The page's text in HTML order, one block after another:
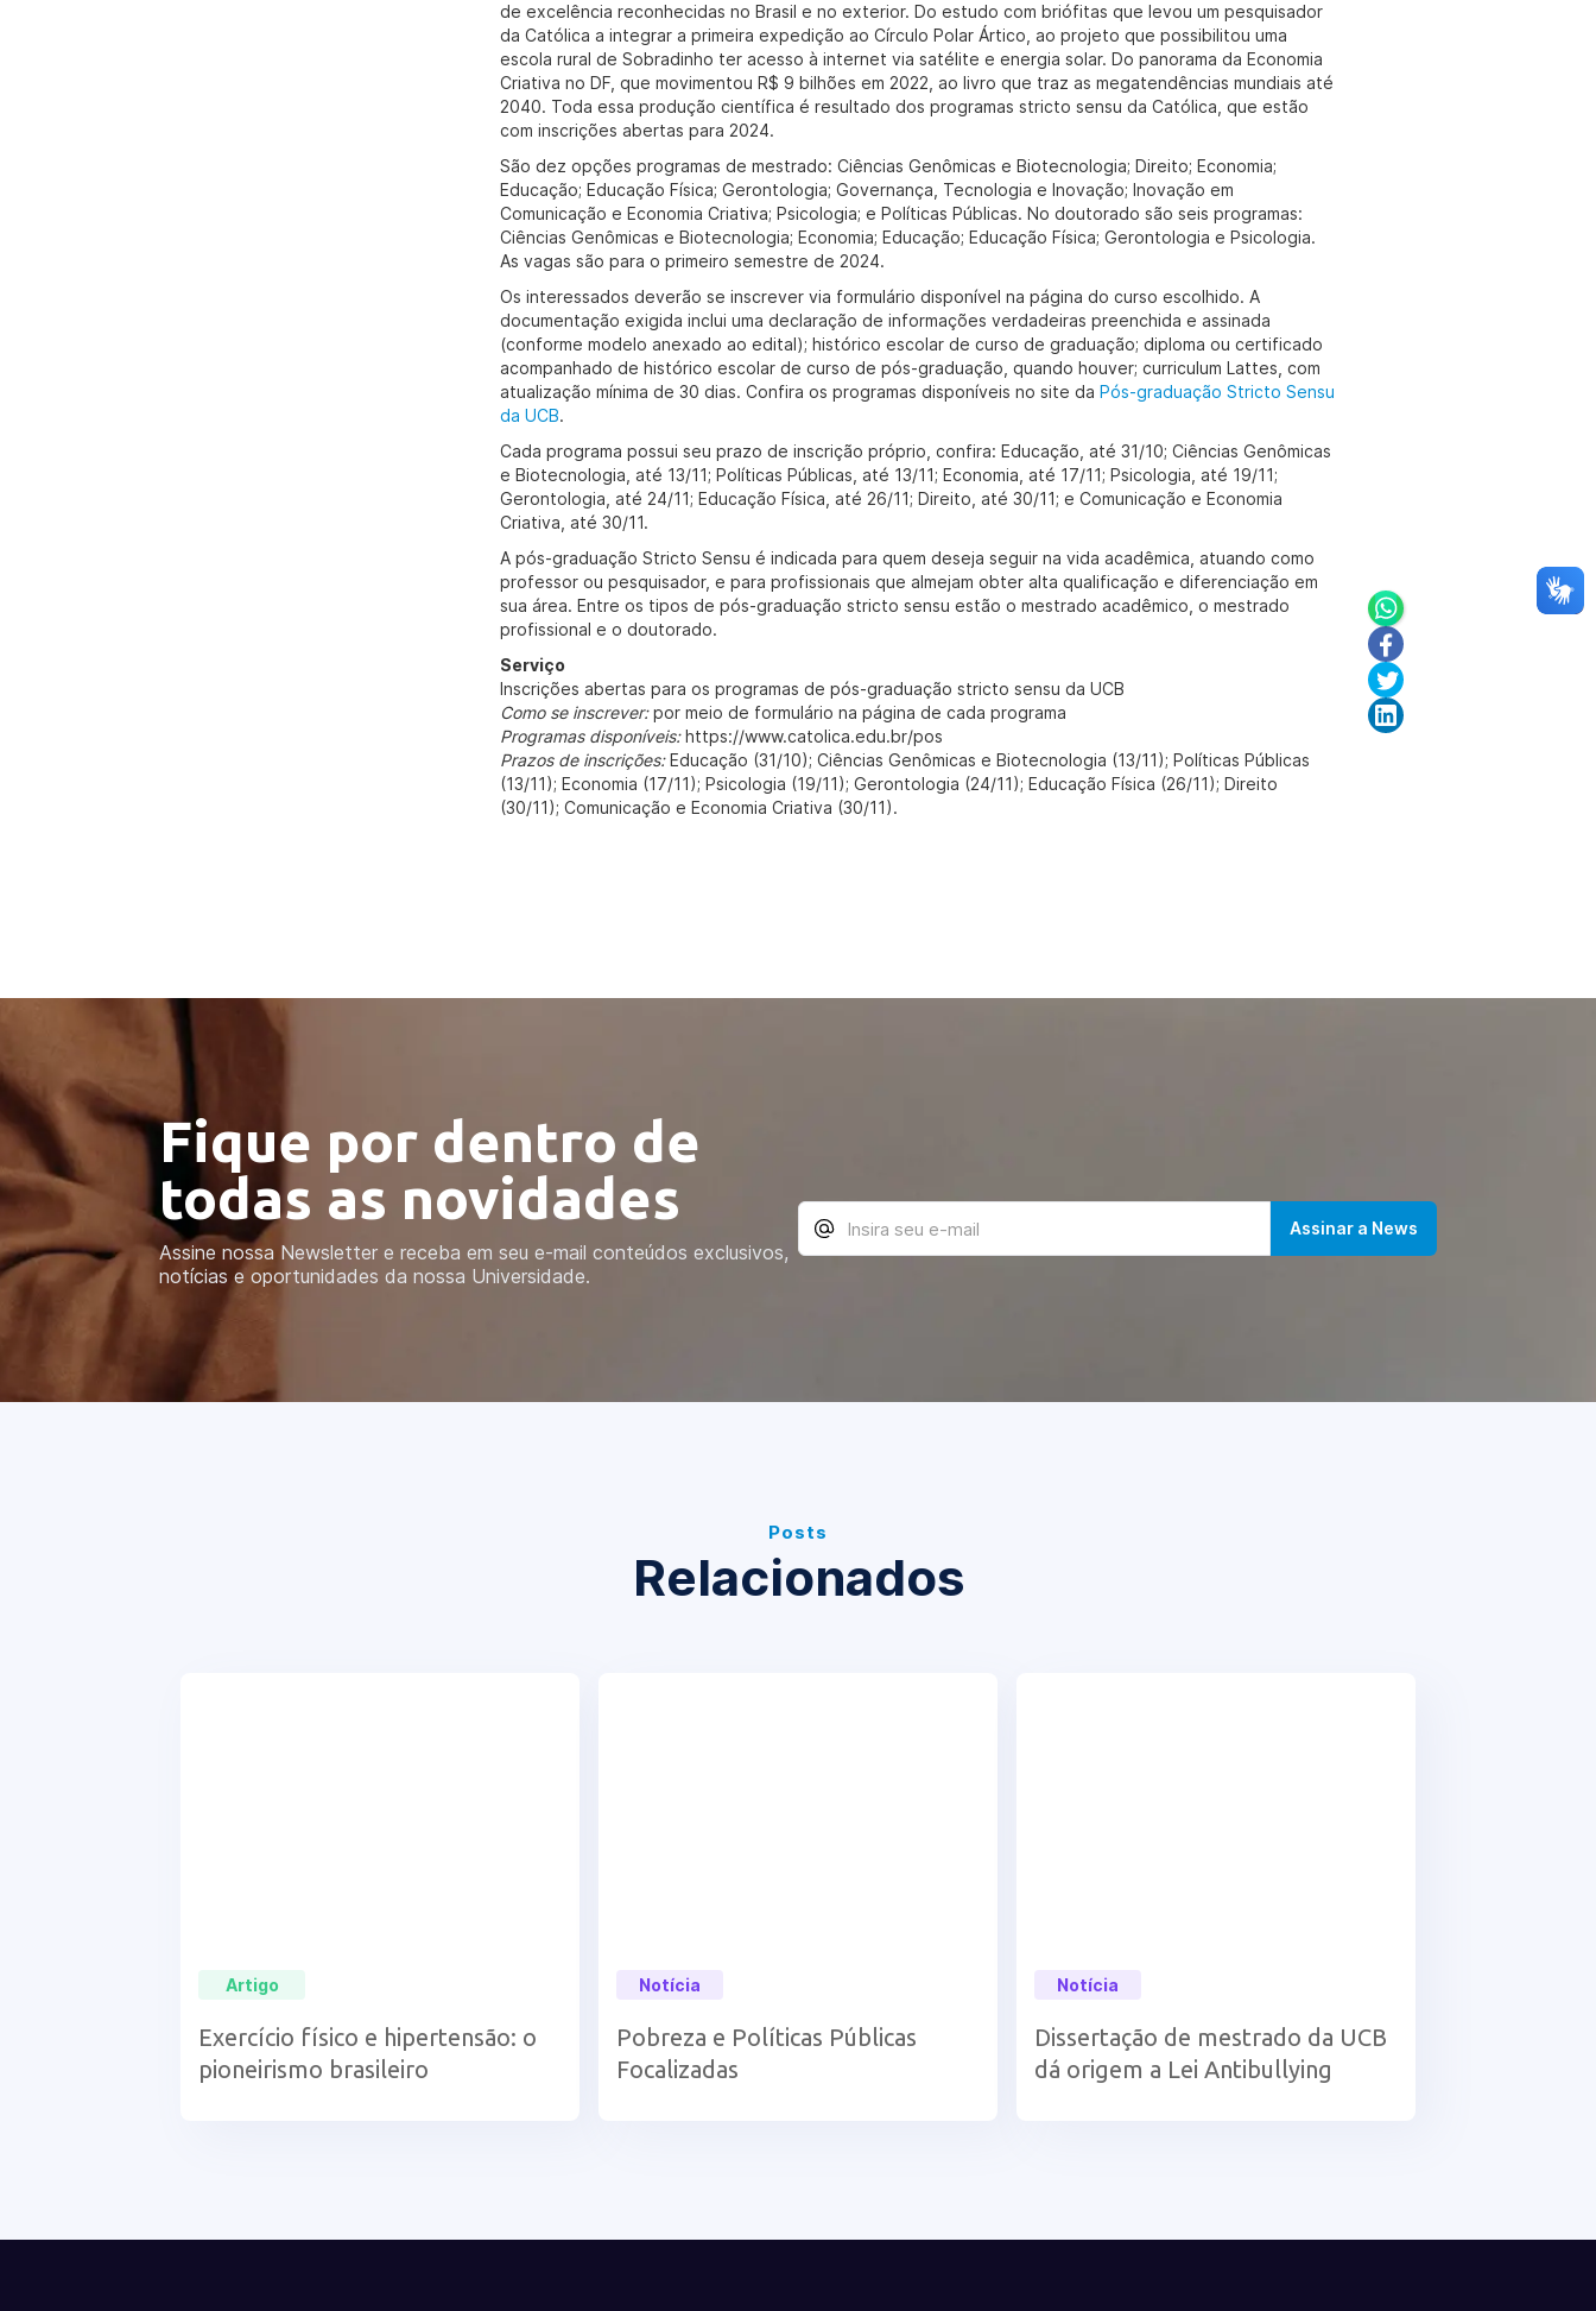
de excelência reconhecidas no Brasil e no exterior. Do estudo com briófitas que levou um pesquisador
da Católica a integrar a primeira expedição ao Círculo Polar Ártico, ao projeto que possibilitou uma
escola rural de Sobradinho ter acesso à internet via satélite e energia solar. Do panorama da Economia
Criativa no DF, que movimentou R$ 9 bilhões em 2022, ao livro que traz as megatendências mundiais até
2040. Toda essa produção científica é resultado dos programas stricto sensu da Católica, que estão
com inscrições abertas para 2024.
São dez opções programas de mestrado: Ciências Genômicas e Biotecnologia; Direito; Economia;
Educação; Educação Física; Gerontologia; Governança, Tecnologia e Inovação; Inovação em
Comunicação e Economia Criativa; Psicologia; e Políticas Públicas. No doutorado são seis programas:
Ciências Genômicas e Biotecnologia; Economia; Educação; Educação Física; Gerontologia e Psicologia.
As vagas são para o primeiro semestre de 2024.
Os interessados deverão se inscrever via formulário disponível na página do curso escolhido. A
documentação exigida inclui uma declaração de informações verdadeiras preenchida e assinada
(conforme modelo anexado ao edital); histórico escolar de curso de graduação; diploma ou certificado
acompanhado de histórico escolar de curso de pós-graduação, quando houver; curriculum Lattes, com
atualização mínima de 30 dias. Confira os programas disponíveis no site daPós-graduação Stricto Sensu
da UCB.
Cada programa possui seu prazo de inscrição próprio, confira: Educação, até 31/10; Ciências Genômicas
e Biotecnologia, até 13/11; Políticas Públicas, até 13/11; Economia, até 17/11; Psicologia, até 19/11;
Gerontologia, até 24/11; Educação Física, até 26/11; Direito, até 30/11; e Comunicação e Economia
Criativa, até 30/11.
A pós-graduação Stricto Sensu é indicada para quem deseja seguir na vida acadêmica, atuando como
professor ou pesquisador, e para profissionais que almejam obter alta qualificação e diferenciação em
sua área. Entre os tipos de pós-graduação stricto sensu estão o mestrado acadêmico, o mestrado
profissional e o doutorado.
Serviço
Inscrições abertas para os programas de pós-graduação stricto sensu da UCB
Como se inscrever:por meio de formulário na página de cada programa
Programas disponíveis:https://www.catolica.edu.br/pos
Prazos de inscrições:Educação (31/10); Ciências Genômicas e Biotecnologia (13/11); Políticas Públicas
(13/11); Economia (17/11); Psicologia (19/11); Gerontologia (24/11); Educação Física (26/11); Direito
(30/11); Comunicação e Economia Criativa (30/11).
Fique por dentro de
todas as novidades
Assine nossa Newsletter e receba em seu e-mail conteúdos exclusivos,
notícias e oportunidades da nossa Universidade.
Posts
Relacionados
Artigo
Exercício físico e hipertensão: o
pioneirismo brasileiro
Notícia
Pobreza e Políticas Públicas
Focalizadas
Notícia
Dissertação de mestrado da UCB
dá origem a Lei Antibullying